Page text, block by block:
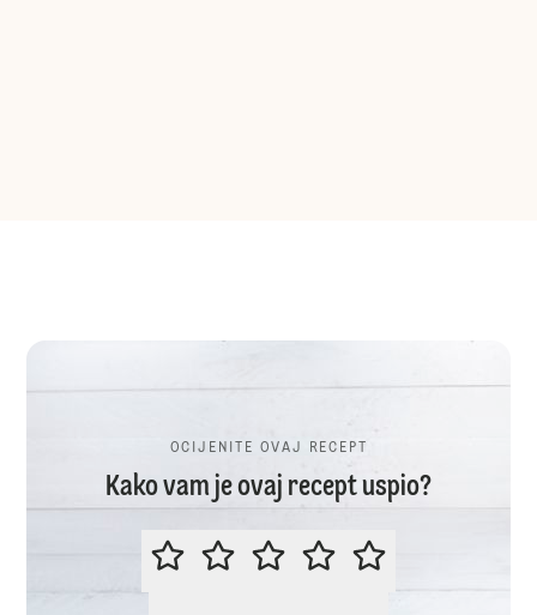
OCIJENITE OVAJ RECEPT
Kako vam je ovaj recept uspio?
OCIJENITE OVAJ RECEPT